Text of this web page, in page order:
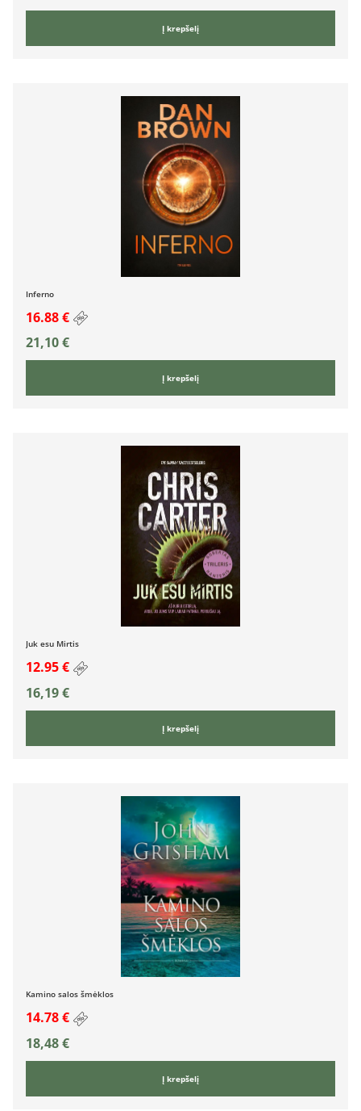
Į krepšelį
Inferno
16.88 €
21,10€
Į krepšelį
Juk esu Mirtis
12.95 €
16,19€
Į krepšelį
Kamino salos šmėklos
14.78 €
18,48€
Į krepšelį